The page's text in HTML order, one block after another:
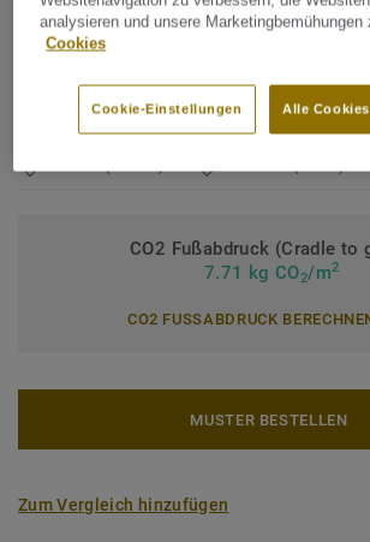
Nutzungsklasse Geschäftsbereich:
Nutzungsklasse Industrie:43 starke
CO2 Fußabdruck (Cradle to
7.71 kg CO2/m2
CO2 FUSSABDRUCK
MUSTER BESTELLEN
Zum Vergleich hinzufügen
analysieren und unsere Marketingbemühungen
Cookies
Alle
Cookie-Einstellungen